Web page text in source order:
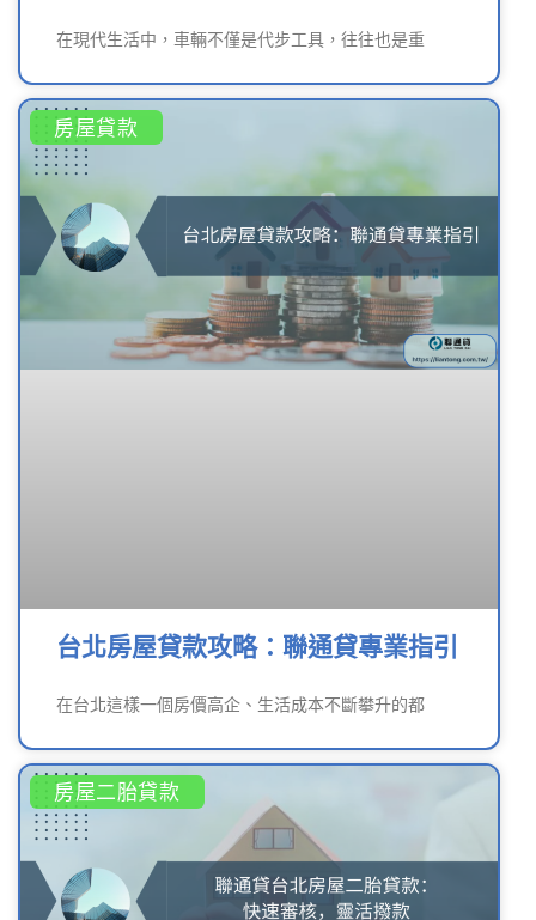
在現代生活中，車輛不僅是代步工具，往往也是重
房屋貸款
台北房屋貸款攻略：聯通貸專業指引
在台北這樣一個房價高企、生活成本不斷攀升的都
房屋二胎貸款